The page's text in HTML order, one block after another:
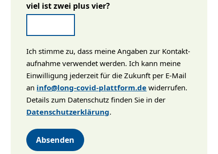
viel ist zwei plus vier?
Ich stimme zu, dass meine Angaben zur Kontakt­
auf­nahme verwendet werden. Ich kann meine
Einwil­ligung jederzeit für die Zukunft per E‑Mail
an info@long-covid-plattform.de wider­rufen.
Details zum Daten­schutz finden Sie in der
Datenschutzerklärung.